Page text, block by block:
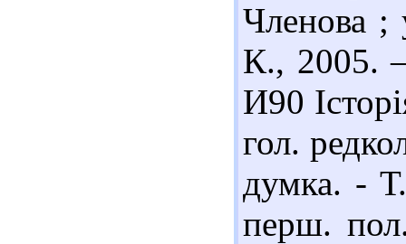
Членова
К., 2005.
И90
гол.
думка. -
перш.